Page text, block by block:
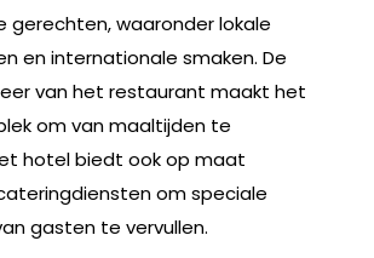
gerechten, waaronder lokale
en internationale smaken. De
van het restaurant maakt het
om van maaltijden te
hotel biedt ook op maat
om speciale
gasten te vervullen.